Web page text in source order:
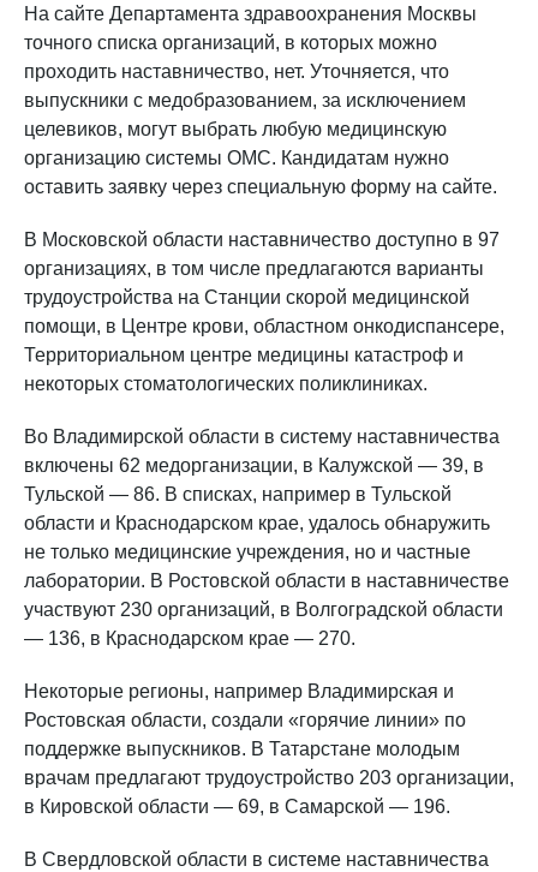
На сайте Департамента здравоохранения Москвы
точного списка организаций, в которых можно
проходить наставничество, нет. Уточняется, что
выпускники с медобразованием, за исключением
целевиков, могут выбрать любую медицинскую
организацию системы ОМС. Кандидатам нужно
оставить заявку через специальную форму на сайте.
В Московской области наставничество доступно в 97
организациях, в том числе предлагаются варианты
трудоустройства на Станции скорой медицинской
помощи, в Центре крови, областном онкодиспансере,
Территориальном центре медицины катастроф и
некоторых стоматологических поликлиниках.
Во Владимирской области в систему наставничества
включены 62 медорганизации, в Калужской — 39, в
Тульской — 86. В списках, например в Тульской
области и Краснодарском крае, удалось обнаружить
не только медицинские учреждения, но и частные
лаборатории. В Ростовской области в наставничестве
участвуют 230 организаций, в Волгоградской области
— 136, в Краснодарском крае — 270.
Некоторые регионы, например Владимирская и
Ростовская области, создали «горячие линии» по
поддержке выпускников. В Татарстане молодым
врачам предлагают трудоустройство 203 организации,
в Кировской области — 69, в Самарской — 196.
В Свердловской области в системе наставничества